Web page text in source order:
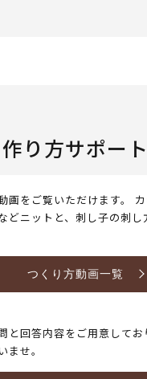
作り方サポート
画をご覧いただけます。
どニットと、刺し子の刺し
つくり方動画一覧
と回答内容をご用意してお
ませ。